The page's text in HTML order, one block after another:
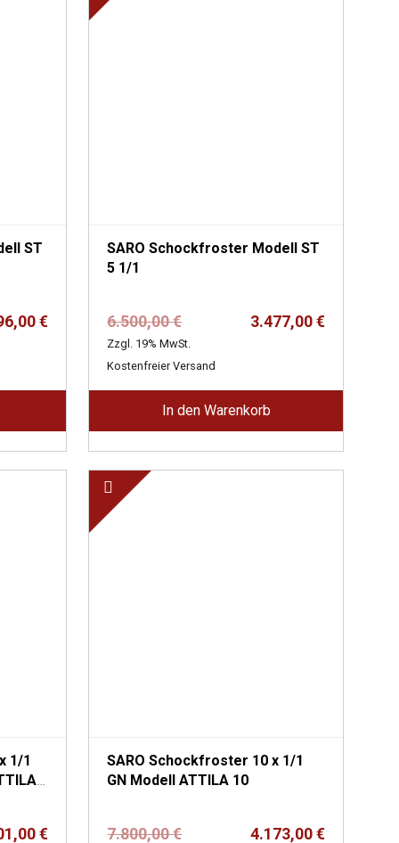
€
SARO Schockfroster Modell ST
5 1/1
6.500,00€Ursprünglicher
Preis
war:
6.500,00 €
3.477,00€
Aktueller
Preis
ist:
3.477,00 €.
Zzgl. 19% MwSt.
Kostenfreier Versand
In den Warenkorb
1/1
€
SARO Schockfroster 10 x 1/1
GN Modell ATTILA 10
7.800,00€Ursprünglicher
4.173,00€
Aktueller